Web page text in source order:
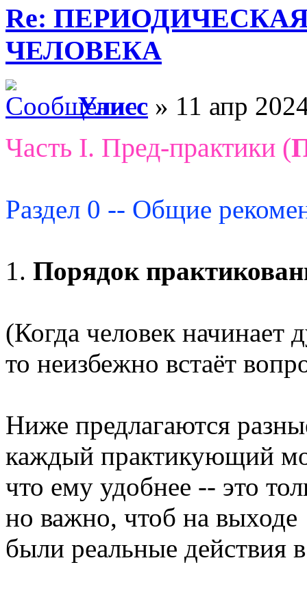
Re:
ЧЕЛОВЕКА
Улисс » 11 апр
Часть I. Пред-практики (
Раздел 0 -- Общие
1. Порядок
(Когда человек начинает
то неизбежно встаёт
Ниже предлагаются
каждый практикующий
что ему удобнее -- это
но важно, чтоб на выходе
были реальные действия